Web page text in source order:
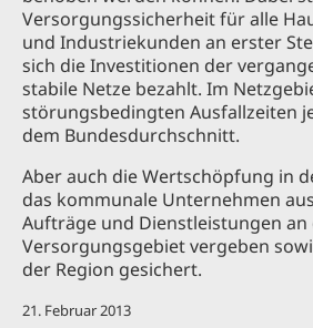
Versorgungssicherheit für alle
und Industriekunden an erster
sich die Investitionen der
stabile Netze bezahlt. Im
störungsbedingten Ausfallzeiten
dem Bundesdurchschnitt.
Aber auch die Wertschöpfung in
das kommunale Unternehmen
Aufträge und Dienstleistungen an
Versorgungsgebiet vergeben
der Region gesichert.
21. Februar 2013